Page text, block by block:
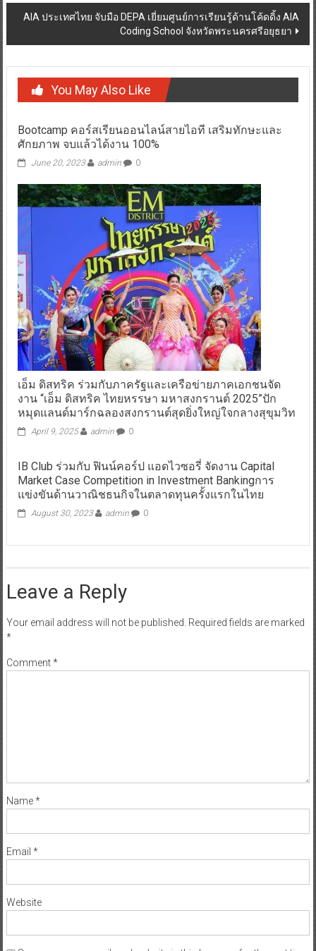
AIA ประเทศไทย จับมือ DEPA เยี่ยมศูนย์การเรียนรู้ด้านโค้ดดิ้ง AIA
Coding School จังหวัดพระนครศรีอยุธยา
You May Also Like
Bootcamp คอร์สเรียนออนไลน์สายไอที เสริมทักษะและ
ศักยภาพ จบแล้วได้งาน 100%
June 20, 2023 admin 0
เอ็ม ดิสทริค ร่วมกับภาครัฐและเครือข่ายภาคเอกชนจัด
งาน “เอ็ม ดิสทริค ไทยหรรษา มหาสงกรานต์ 2025”ปัก
หมุดแลนด์มาร์กฉลองสงกรานต์สุดยิ่งใหญ่ใจกลางสุขุมวิท
April 9, 2025 admin 0
IB Club ร่วมกับ ฟินน์คอร์ป แอดไวซอรี่ จัดงาน Capital
Market Case Competition in Investment Bankingการ
แข่งขันด้านวาณิชธนกิจในตลาดทุนครั้งแรกในไทย
August 30, 2023 admin 0
Leave a Reply
Your email address will not be published. Required fields are marked
*
Comment*
Name*
Email *
Website